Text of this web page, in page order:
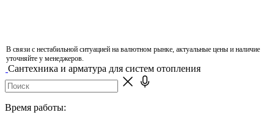
В связи с нестабильной ситуацией на валютном рынке, актуальные цены и наличие
уточняйте у менеджеров.
Сантехника и арматура для систем отопления
Время работы: